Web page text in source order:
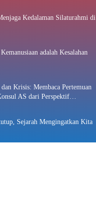
Kedalaman Silaturahmi di
adalah Kesalahan
Krisis: Membaca Pertemuan
AS dari Perspektif
Sejarah Mengingatkan Kita